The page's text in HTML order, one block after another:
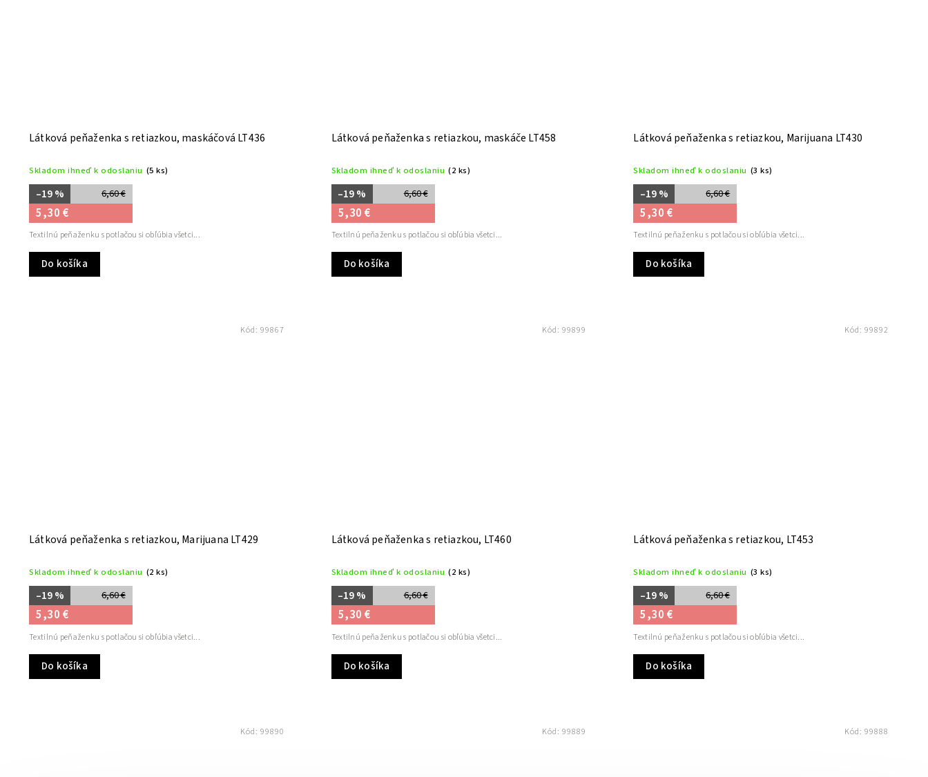
Látková peňaženka s retiazkou, maskáčová LT436
Skladom ihneď k odoslaniu (5 ks)
6,60 €
–19 %
5,30 €
Do košíka
Textilnú peňaženku s potlačou si obľúbia všetci...
Látková peňaženka s retiazkou, maskáče LT458
Skladom ihneď k odoslaniu (2 ks)
6,60 €
–19 %
5,30 €
Do košíka
Textilnú peňaženku s potlačou si obľúbia všetci...
Látková peňaženka s retiazkou, Marijuana LT430
Skladom ihneď k odoslaniu (3 ks)
6,60 €
–19 %
5,30 €
Do košíka
Textilnú peňaženku s potlačou si obľúbia všetci...
Látková peňaženka s retiazkou, Marijuana LT429
Skladom ihneď k odoslaniu (2 ks)
6,60 €
–19 %
5,30 €
Do košíka
Textilnú peňaženku s potlačou si obľúbia všetci...
Kód: 99867
Látková peňaženka s retiazkou, LT460
Skladom ihneď k odoslaniu (2 ks)
6,60 €
–19 %
5,30 €
Do košíka
Textilnú peňaženku s potlačou si obľúbia všetci...
Kód:99899
Látková peňaženka s retiazkou, LT453
Skladom ihneď k odoslaniu (3 ks)
6,60 €
–19 %
5,30 €
Do košíka
Textilnú peňaženku s potlačou si obľúbia všetci...
Kód: 99892
Kód: 99890 Kód:99889 Kód: 99888